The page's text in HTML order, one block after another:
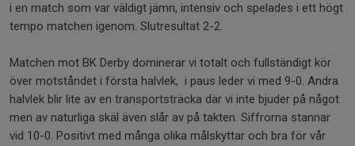
i en match som var väldigt jämn, intensiv och spelades i ett högt
tempo matchen igenom. Slutresultat 2-2.
Matchen mot BK Derby dominerar vi totalt och fullständigt kör
över motståndet i första halvlek, i paus leder vi med 9-0. Andra
halvlek blir lite av en transportsträcka där vi inte bjuder på något
men av naturliga skäl även slår av på takten. Siffrorna stannar
vid 10-0. Positivt med många olika målskyttar och bra för vår